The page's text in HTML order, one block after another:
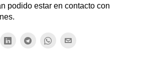
podido estar en contacto con